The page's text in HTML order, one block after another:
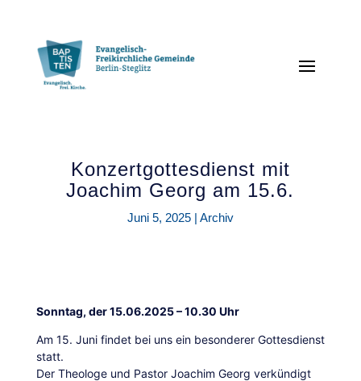
Konzertgottesdienst mit
Joachim Georg am 15.6.
Juni 5, 2025| Archiv
Sonntag, der 15.06.2025 – 10.30 Uhr
Am 15. Juni findet bei uns ein besonderer Gottesdienst
statt.
Der Theologe und Pastor Joachim Georg verkündigt